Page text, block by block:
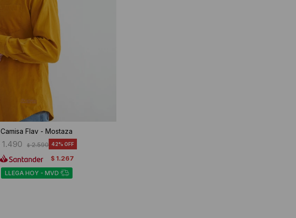
Camisa Flav - Mostaza
1.490 $ 2.590 42
$ 1.267
LLEGA HOY - MVD